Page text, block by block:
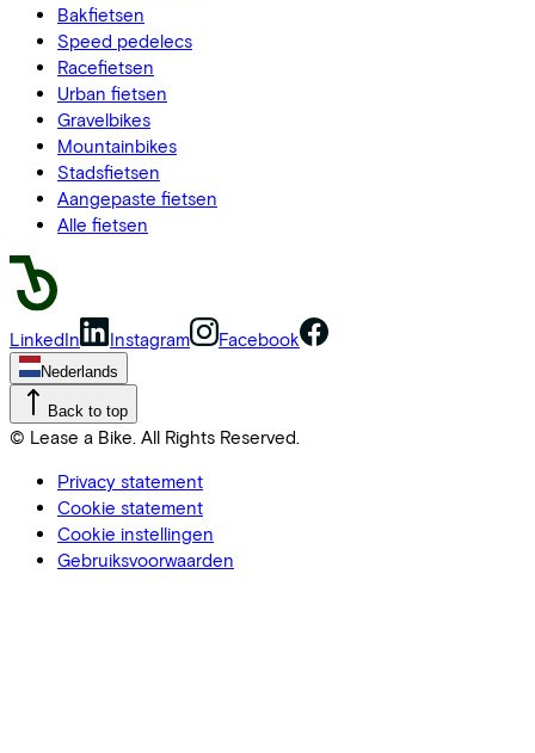
Bakfietsen
Speed pedelecs
Racefietsen
Urban fietsen
Gravelbikes
Mountainbikes
Stadsfietsen
Aangepaste fietsen
Alle fietsen
LinkedIn Instagram Facebook
Nederlands
Back to top
© Lease a Bike. All Rights Reserved.
Privacy statement
Cookie statement
Cookie instellingen
Gebruiksvoorwaarden